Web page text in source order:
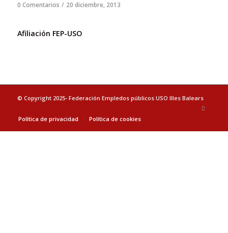
0 Comentarios / 20 diciembre, 2013
Afiliación FEP-USO
© Copyright 2025- Federación Empledos públicos USO Illes Balears
Política de privacidad Política de cookies